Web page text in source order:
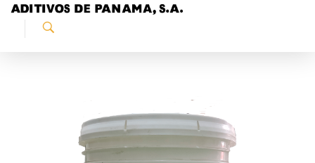
ADIPAN - Aditivos de Panamá S.A.
Productos especializados para la construcción.